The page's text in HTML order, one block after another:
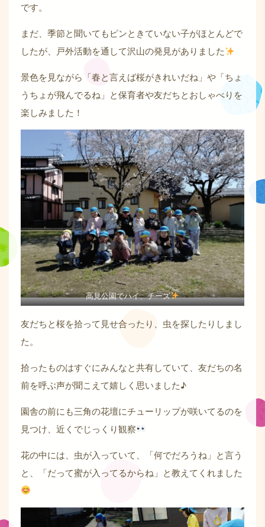
です。
まだ、季節と聞いてもピンときていない子がほとんどで
したが、戸外活動を通して沢山の発見がありました
景色を見ながら「春と言えば桜がきれいだね」や「ちょ
うちょが飛んでるね」と保育者や友だちとおしゃべりを
楽しみました！
高見公園でハイ、チーズ
友だちと桜を拾って見せ合ったり、虫を探したりしまし
た。
拾ったものはすぐにみんなと共有していて、友だちの名
前を呼ぶ声が聞こえて嬉しく思いました♪
園舎の前にも三角の花壇にチューリップが咲いてるのを
見つけ、近くでじっくり観察
花の中には、虫が入っていて、「何でだろうね」と言う
と、「だって蜜が入ってるからね」と教えてくれました